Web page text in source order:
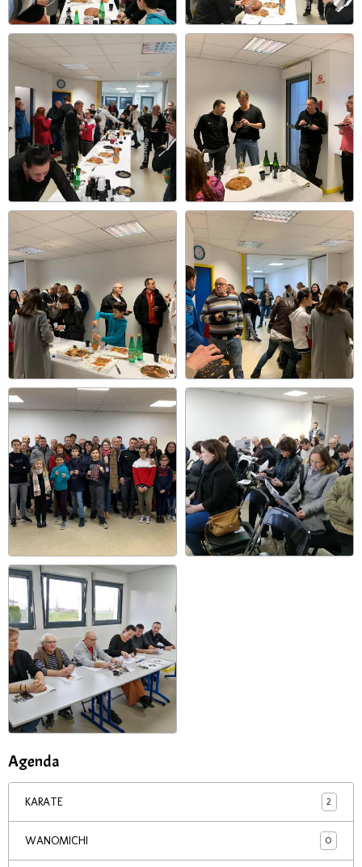
Agenda
KARATE 2
WANOMICHI 0